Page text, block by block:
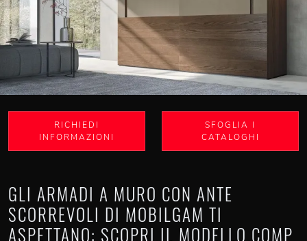
RICHIEDI
INFORMAZIONI
SFOGLIA I
CATALOGHI
GLI ARMADI A MURO CON ANTE
SCORREVOLI DI MOBILGAM TI
ASPETTANO: SCOPRI IL MODELLO COMP